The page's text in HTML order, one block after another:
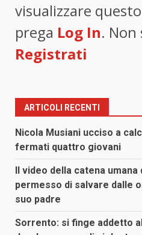
visualizzare
prega Log In. Non
Registrati
ARTICOLI RECENTI
Nicola Musiani ucciso a
fermati quattro giovani
Il video della catena
permesso di salvare dalle
suo padre
Sorrento: si finge addetto